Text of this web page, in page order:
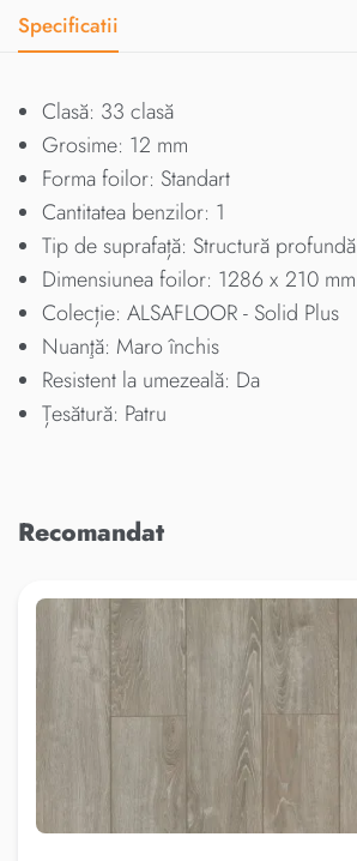
Specificatii
Clasă: 33 clasă
Grosime: 12 mm
Forma foilor: Standart
Cantitatea benzilor: 1
Tip de suprafață: Structură profundă
Dimensiunea foilor: 1286 х 210 mm
Colecție: ALSAFLOOR - Solid Plus
Nuanţă: Maro închis
Resistent la umezeală: Da
Țesătură: Patru
Recomandat